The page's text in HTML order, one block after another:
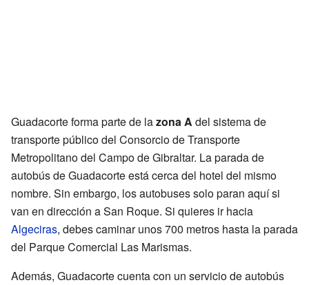
Guadacorte forma parte de lazona A del sistema de
transporte público del Consorcio de Transporte
Metropolitano del Campo de Gibraltar. La parada de
autobús de Guadacorte está cerca del hotel del mismo
nombre. Sin embargo, los autobuses solo paran aquí si
van en dirección a San Roque. Si quieres ir hacia
Algeciras, debes caminar unos 700 metros hasta la parada
del Parque Comercial Las Marismas.
Además, Guadacorte cuenta con un servicio de autobús